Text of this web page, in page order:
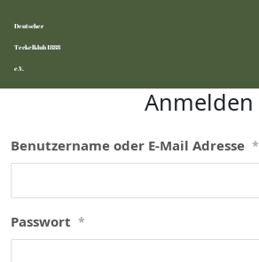
Deutscher
Teckelklub 1888
e.V.
Anmelden
Benutzername oder E-Mail Adresse *
Passwort *